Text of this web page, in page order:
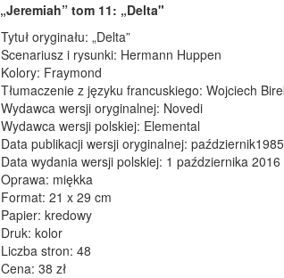
„Jeremiah” tom 11: „Delta"
Tytuł oryginału: „Delta”
Scenariusz i rysunki: Hermann Huppen
Kolory: Fraymond
Tłumaczenie z języku francuskiego: Wojciech
Wydawca wersji oryginalnej: Novedi
Wydawca wersji polskiej: Elemental
Data publikacji wersji oryginalnej: październik1985
Data wydania wersji polskiej: 1 października 2016
Oprawa: miękka
Format: 21 x 29 cm
Papier: kredowy
Druk: kolor
Liczba stron: 48
Cena: 38 zł